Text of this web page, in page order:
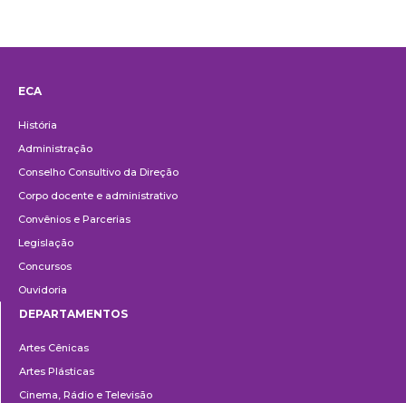
ECA
História
Administração
Conselho Consultivo da Direção
Corpo docente e administrativo
Convênios e Parcerias
Legislação
Concursos
Ouvidoria
DEPARTAMENTOS
Artes Cênicas
Artes Plásticas
Cinema, Rádio e Televisão